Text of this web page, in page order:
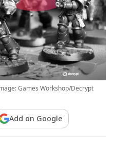
Games Workshop/Decrypt
Add on Google